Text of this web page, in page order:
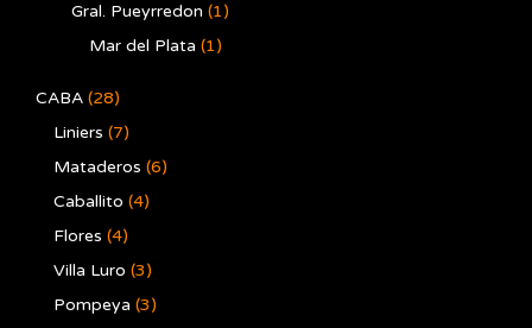
Gral. Pueyrredon (1)
Mar del Plata (1)
CABA (28)
Liniers (7)
Mataderos (6)
Caballito (4)
Flores (4)
Villa Luro (3)
Pompeya (3)